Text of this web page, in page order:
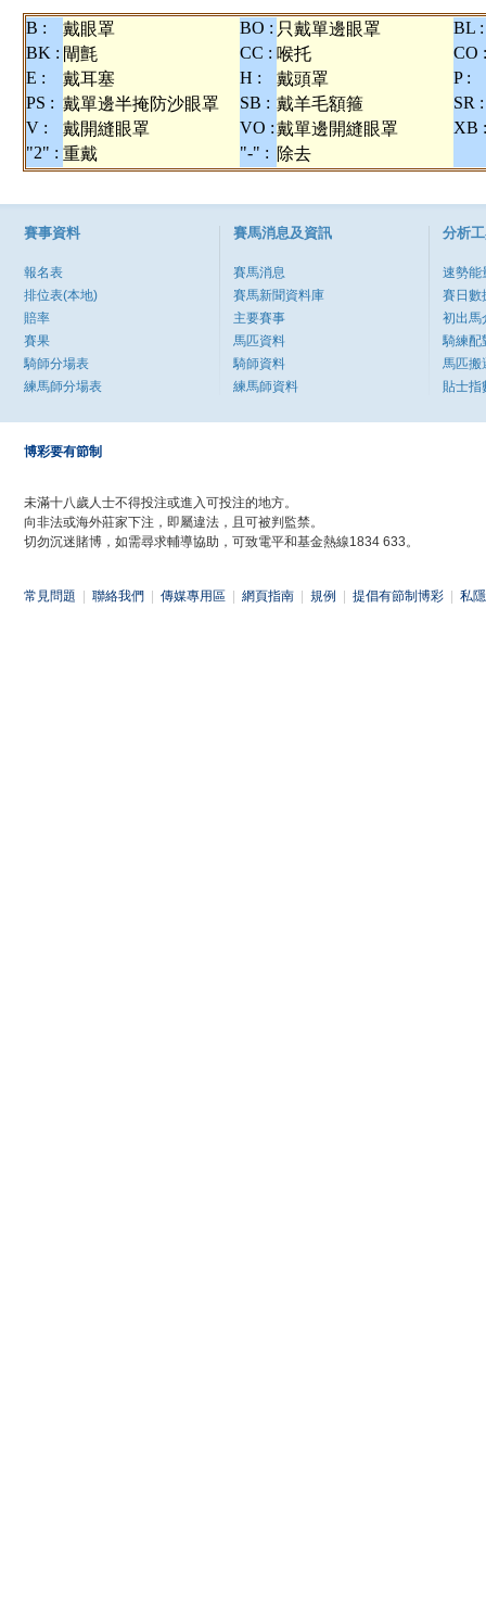
B : 戴眼罩 BO : 只戴單邊眼罩
BL :
BK : 閘氈 CC : 喉托
CO :
E :
戴耳塞 H : 戴頭罩
P :
PS : 戴單邊半掩防沙眼罩 SB : 戴羊毛額箍
SR :
V :
戴開縫眼罩 VO :戴單邊開縫眼罩
XB :
"2" : 重戴 "-" : 除去
賽事資料
報名表
排位表(本地)
賠率
賽果
騎師分場表
練馬師分場表
賽馬消息及資訊
賽馬消息
賽馬新聞資料庫
主要賽事
馬匹資料
騎師資料
練馬師資料
分析
速勢能
賽日數
初出馬
騎練配
馬匹搬
貼士指
博彩要有節制
未滿十八歲人士不得投注或進入可投注的地方。
向非法或海外莊家下注，即屬違法，且可被判監禁。
切勿沉迷賭博，如需尋求輔導協助，可致電平和基金熱線1834 633。
常見問題 聯絡我們 傳媒專用區 網頁指南 規例 提倡有節制博彩 私